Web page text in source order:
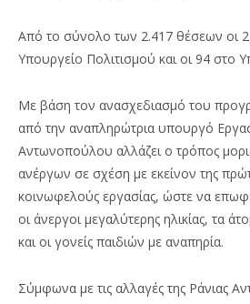
Από το σύνολο των 2.417 θέσεων οι
Υπουργείο Πολιτισμού και οι 94 στο
Με βάση τον ανασχεδιασμό του
από την αναπληρώτρια υπουργό
Αντωνοπούλου αλλάζει ο τρόπος
ανέργων σε σχέση με εκείνον της
κοινωφελούς εργασίας, ώστε να
οι άνεργοι μεγαλύτερης ηλικίας, τα
και οι γονείς παιδιών με αναπηρία.
Σύμφωνα με τις αλλαγές της Ράνιας